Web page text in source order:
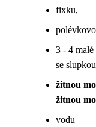
fixku,
3 - 4
se
žitnou
žitnou
vodu